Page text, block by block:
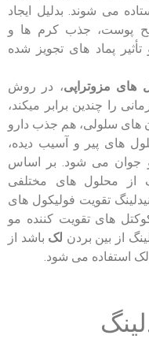
می شوند. بدلیل ایجاد
پوست، جذب کرم ها و
پماد های تجویز شده
های مزوتراپی، در روش
را چندین برابر میکند،
های سلولی، هم جذب دارو
های پیر و آسیب دیده،
جوان می شود. بر اساس
از محلول های مختلفی
تقویت فولیکول های
های تقویت کننده مو
از بین بردن لک باشد از
استفاده می شود.